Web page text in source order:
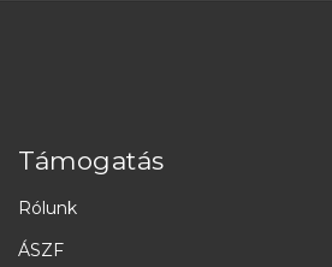
Támogatás
Rólunk
ÁSZF